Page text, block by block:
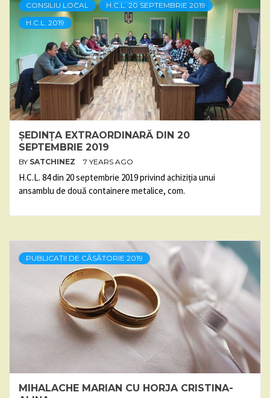
CONSILIU LOCAL
H.C.L. 20 SEPTEMBRIE 2019
H.C.L. 2019
ȘEDINȚA EXTRAORDINARĂ DIN 20
SEPTEMBRIE 2019
BY SATCHINEZ 7 YEARS AGO
H.C.L. 84 din 20 septembrie 2019 privind achiziția unui
ansamblu de două containere metalice, com.
PUBLICAȚII DE CĂSĂTORIE 2019
MIHALACHE MARIAN CU HORJA CRISTINA-